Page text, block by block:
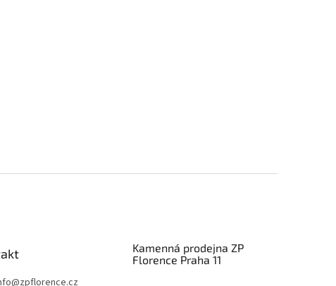
@zpflorence.cz
Kamenná prodejna ZP
Florence Praha 11